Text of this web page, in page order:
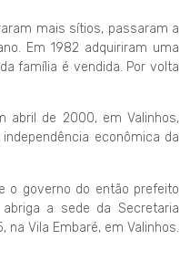
mais sítios, passaram a
Em 1982 adquiriram uma
família é vendida. Por volta
abril de 2000, em Valinhos,
econômica da
o governo do então prefeito
a sede da Secretaria
na Vila Embaré, em Valinhos.